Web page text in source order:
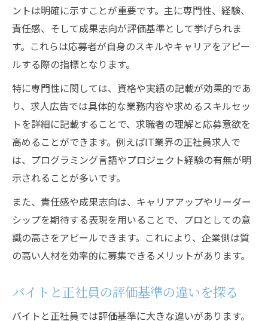
ントは明確に示すことが重要です。主に専門性、経験、
責任感、そして成果志向が評価基準として挙げられま
す。これらは応募者が自身のスキルやキャリアをアピー
ルする際の指標となります。
特に専門性に関しては、資格や実績の記載が効果的であ
り、求人広告では具体的な業務内容や求めるスキルセッ
トを詳細に記載することで、求職者の理解と応募意欲を
高めることができます。例えばIT業界の正社員求人で
は、プログラミング言語やプロジェクト経験の有無が明
示されることが多いです。
また、責任感や成果志向は、キャリアアップやリーダー
シップを期待する表現を用いることで、プロとしての意
識の高さをアピールできます。これにより、企業側は質
の高い人材を効率的に募集できるメリットがあります。
バイトと正社員の評価基準の違いを探る
バイトと正社員では評価基準に大きな違いがあります。